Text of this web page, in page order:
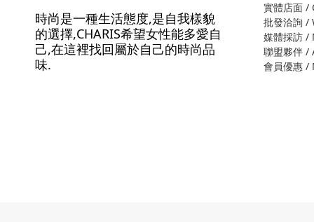
時尚是一種生活態度,是自我樣貌
的選擇,CHARIS希望女性能多愛自
己,在這裡找回屬於自己的時尚品
味.
實體店面 /
批發洽詢 /
媒體採訪
聯盟夥伴 /
會員優惠